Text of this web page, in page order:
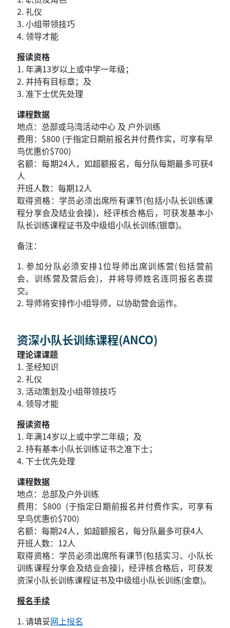
2. 礼仪
3. 小组带领技巧
4. 领导才能
报读资格
1.年满13岁以上或中学一年级；
2. 并持有目标章；及
3. 准下士优先处理
课程数据
地点：总部或马湾活动中心 及 户外训练
费用：$800 (于指定日期前报名并付费作实，可享有早
鸟优惠价$700)
名额：每期24人，如超额报名，每分队每期最多可获4
人
开班人数：每期12人
取得资格：学员必须出席所有课节(包括小队长训练课
程分享会及结业会操)，经评核合格后，可获发基本小
队长训练课程证书及中级组小队长训练(银章)。
备注：
1. 参加分队必须安排1位导师出席训练营(包括营前
会、训练营及营后会)，并将导师姓名连同报名表提
交。
2. 导师将安排作小组导师，以协助营会运作。
资深小队长训练课程(ANCO)
理论课课题
1.圣经知识
2. 礼仪
3. 活动策划及小组带领技巧
4. 领导才能
报读资格
1.年满14岁以上或中学二年级；及
2. 持有基本小队长训练证书之准下士；
4. 下士优先处理
课程数据
地点：总部及户外训练
费用：$800 (于指定日期前报名并付费作实，可享有
早鸟优惠价$700)
名额：每期24人，如超额报名，每分队最多可获4人
开班人数：12人
取得资格：学员必须出席所有课节(包括实习、小队长
训练课程分享会及结业会操)，经评核合格后，可获发
资深小队长训练课程证书及中级组小队长训练(金章)。
报名手续
1.请填妥网上报名